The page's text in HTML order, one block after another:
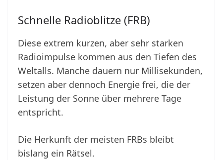
Schnelle Radioblitze (FRB)
Diese extrem kurzen, aber sehr starken
Radioimpulse kommen aus den Tiefen des
Weltalls. Manche dauern nur Millisekunden,
setzen aber dennoch Energie frei, die der
Leistung der Sonne über mehrere Tage
entspricht.
Die Herkunft der meisten FRBs bleibt
bislang ein Rätsel.